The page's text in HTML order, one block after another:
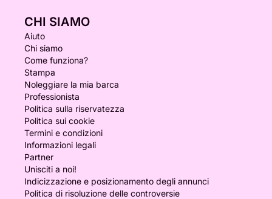
CHI SIAMO
Aiuto
Chi siamo
Come funziona?
Stampa
Noleggiare la mia barca
Professionista
Politica sulla riservatezza
Politica sui cookie
Termini e condizioni
Informazioni legali
Partner
Unisciti a noi!
Indicizzazione e posizionamento degli annunci
Politica di risoluzione delle controversie